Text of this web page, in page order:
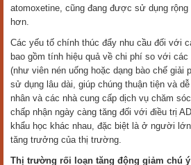
atomoxetine, cũng đang được sử dụng
hơn.
Các yếu tố chính thúc đẩy nhu cầu đối với
bao gồm tính hiệu quả về chi phí so với
(như viên nén uống hoặc dạng bào chế giải
sử dụng lâu dài, giúp chúng thuận tiện và
nhân và các nhà cung cấp dịch vụ chăm
chấp nhận ngày càng tăng đối với điều trị
khẩu học khác nhau, đặc biệt là ở người
tăng trưởng của thị trường.
Thị trường rối loạn tăng động giảm chú ý